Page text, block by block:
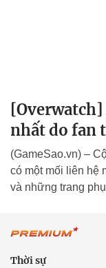
nhất do fan
(GameSao.vn) –
có một mối liên hệ
và những trang
Thời sự